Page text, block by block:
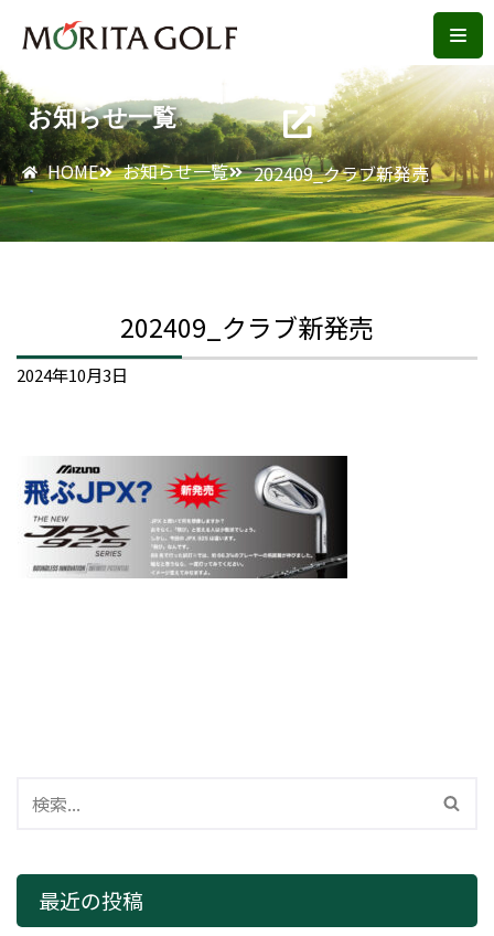
ン
テ
ン
ツ
へ
ス
お知らせ一覧
HOME お知らせ一覧 202409_クラブ新発売
202409_クラブ新発売
2024年10月3日
最近の投稿